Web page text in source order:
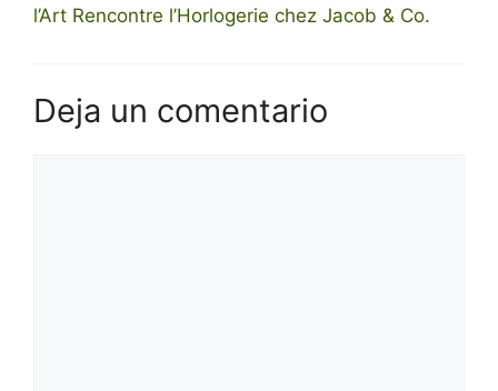
l’Art Rencontre l’Horlogerie chez Jacob & Co.
Deja un comentario